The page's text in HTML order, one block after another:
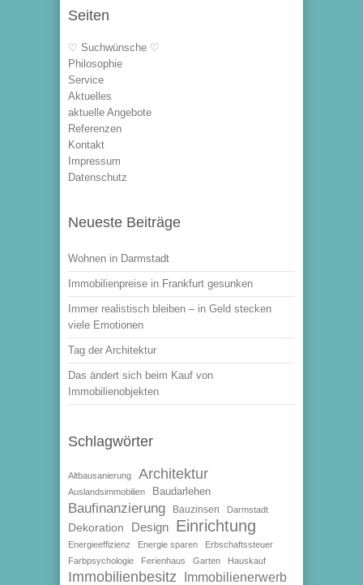
Seiten
♡ Suchwünsche ♡
Philosophie
Service
Aktuelles
aktuelle Angebote
Referenzen
Kontakt
Impressum
Datenschutz
Neueste Beiträge
Wohnen in Darmstadt
Immobilienpreise in Frankfurt gesunken
Immer realistisch bleiben – in Geld stecken
viele Emotionen
Tag der Architektur
Das ändert sich beim Kauf von
Immobilienobjekten
Schlagwörter
Altbausanierung Architektur
Auslandsimmobilien Baudarlehen
Baufinanzierung Bauzinsen Darmstadt
Dekoration Design Einrichtung
Energieeffizienz Energie sparen
Erbschaftssteuer
Farbpsychologie
Ferienhaus Garten Hauskauf
Immobilienbesitz Immobilienerwerb